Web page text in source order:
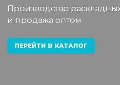
Производство
и продажа оптом
ПЕРЕЙТИ В КАТАЛОГ